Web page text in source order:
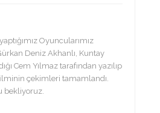
Oyuncularımız
Deniz Akhanlı, Kuntay
Cem Yılmaz tarafından yazılıp
çekimleri tamamlandı.
bekliyoruz.